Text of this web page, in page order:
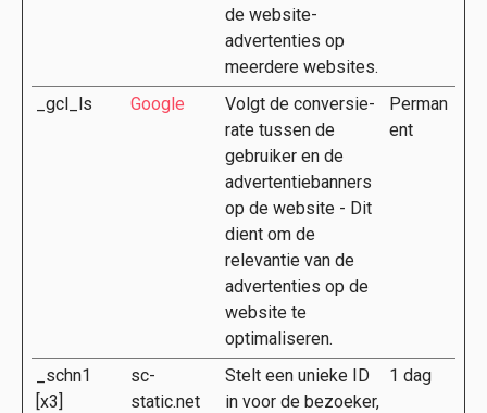
de website-
advertenties op
meerdere websites.
_gcl_ls Google
Volgt de conversie-
rate tussen de
gebruiker en de
advertentiebanners
op de website - Dit
dient om de
relevantie van de
advertenties op de
website te
optimaliseren.
Perman
ent
_schn1
[x3]
sc-
static.net
Stelt een unieke ID
in voor de bezoeker,
1 dag